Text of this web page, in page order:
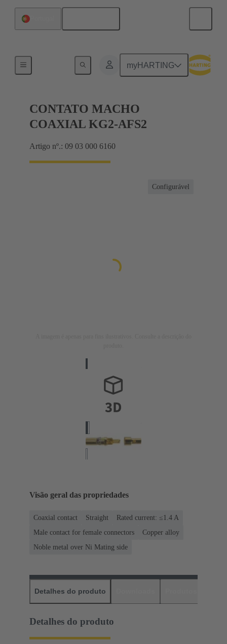
myHARTING
CONTATO MACHO
COAXIAL KG2-AFS2
Artigo nº.: 09 03 000 6160
Configurável
Visão geral das propriedades
Coaxial contact Straight
Rated current: ≤1.4 A
Male contact for female connectors
Copper alloy
Noble metal over Ni Mating side
Detalhes do produto
Detalhes do produto